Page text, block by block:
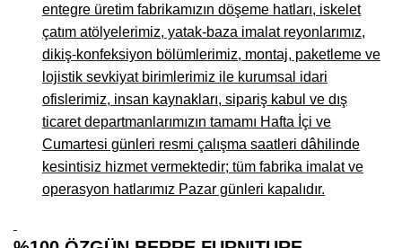
entegre üretim fabrikamızın döşeme hatları, iskelet
çatım atölyelerimiz, yatak-baza imalat reyonlarımız,
dikiş-konfeksiyon bölümlerimiz, montaj, paketleme ve
lojistik sevkiyat birimlerimiz ile kurumsal idari
ofislerimiz, insan kaynakları, sipariş kabul ve dış
ticaret departmanlarımızın tamamı Hafta İçi ve
Cumartesi günleri resmi çalışma saatleri dâhilinde
kesintisiz hizmet vermektedir; tüm fabrika imalat ve
operasyon hatlarımız Pazar günleri kapalıdır.